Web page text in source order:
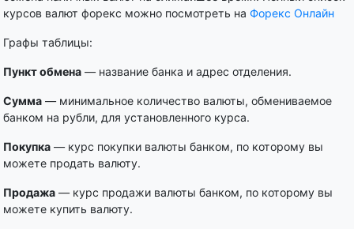
курсов валют форекс можно посмотреть на Форекс Онлайн
Графы таблицы:
Пункт обмена — название банка и адрес отделения.
Сумма — минимальное количество валюты, обмениваемое
банком на рубли, для установленного курса.
Покупка — курс покупки валюты банком, по которому вы
можете продать валюту.
Продажа — курс продажи валюты банком, по которому вы
можете купить валюту.